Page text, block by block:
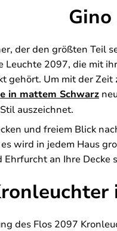
der den größten Teil
Leuchte 2097, die mit
gehört. Um mit der
in mattem Schwarz
auszeichnet.
und freiem Blick
wird in jedem Haus
an Ihre
des Flos 2097